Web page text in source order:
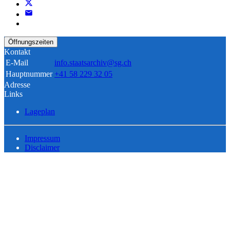
Öffnungszeiten
Kontakt
E-Mail
info.staatsarchiv@sg.ch
Hauptnummer +41 58 229 32 05
Adresse
Links
Lageplan
Impressum
Disclaimer